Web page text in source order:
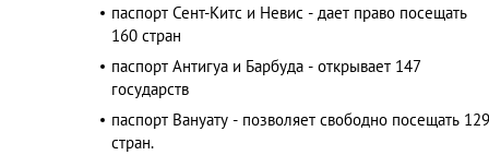
паспорт Сент-Китс и Невис - дает право посещать
160 стран
паспорт Антигуа и Барбуда - открывает 147
государств
паспорт Вануату - позволяет свободно посещать 129
стран.